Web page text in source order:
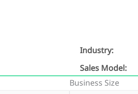
Industry:
Sales Model:
Business Size